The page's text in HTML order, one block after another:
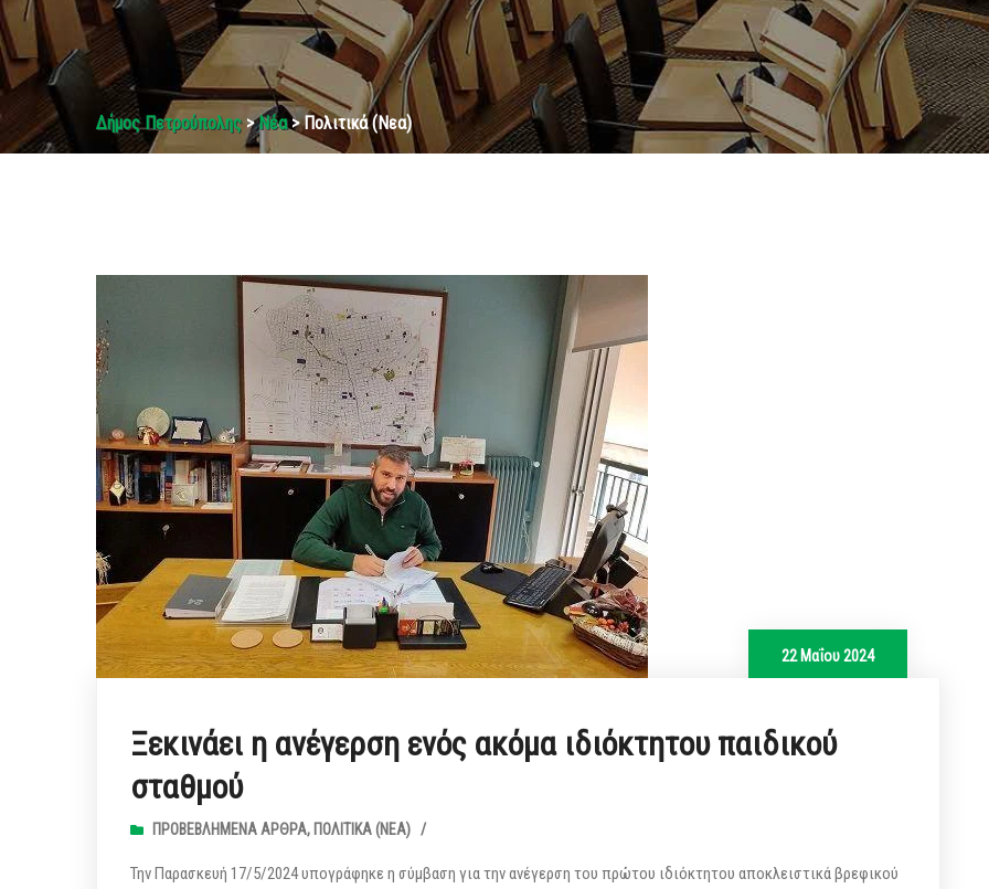
Δήμος Πετρούπολης>Νέα> Πολιτικά (Νεα)
22 Μαΐου 2024
Ξεκινάει η ανέγερση ενός ακόμα ιδιόκτητου παιδικού
σταθμού
ΠΡΟΒΕΒΛΗΜΈΝΑ ΆΡΘΡΑ, ΠΟΛΙΤΙΚΆ (ΝΕΑ) /
Την Παρασκευή 17/5/2024 υπογράφηκε η σύμβαση για την ανέγερση του πρώτου ιδιόκτητου αποκλειστικά βρεφικού